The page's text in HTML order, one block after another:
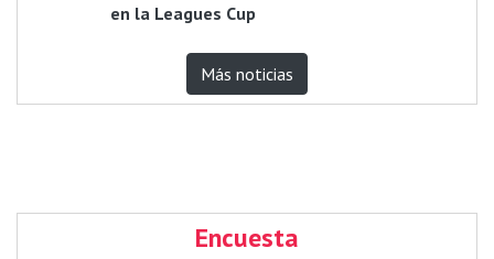
en la Leagues Cup
Más noticias
Encuesta